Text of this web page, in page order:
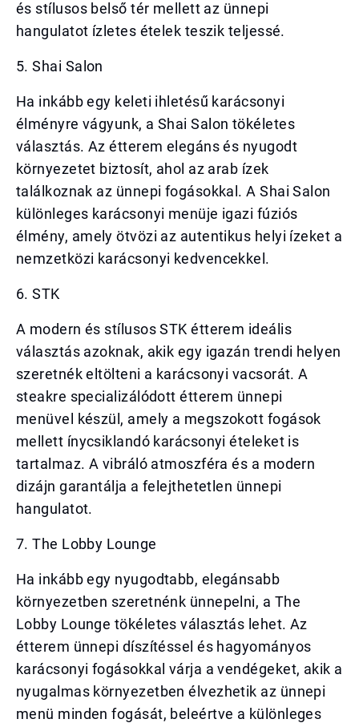
és stílusos belső tér mellett az ünnepi
hangulatot ízletes ételek teszik teljessé.
5. Shai Salon
Ha inkább egy keleti ihletésű karácsonyi
élményre vágyunk, a Shai Salon tökéletes
választás. Az étterem elegáns és nyugodt
környezetet biztosít, ahol az arab ízek
találkoznak az ünnepi fogásokkal. A Shai Salon
különleges karácsonyi menüje igazi fúziós
élmény, amely ötvözi az autentikus helyi ízeket a
nemzetközi karácsonyi kedvencekkel.
6. STK
A modern és stílusos STK étterem ideális
választás azoknak, akik egy igazán trendi helyen
szeretnék eltölteni a karácsonyi vacsorát. A
steakre specializálódott étterem ünnepi
menüvel készül, amely a megszokott fogások
mellett ínycsiklandó karácsonyi ételeket is
tartalmaz. A vibráló atmoszféra és a modern
dizájn garantálja a felejthetetlen ünnepi
hangulatot.
7. The Lobby Lounge
Ha inkább egy nyugodtabb, elegánsabb
környezetben szeretnénk ünnepelni, a The
Lobby Lounge tökéletes választás lehet. Az
étterem ünnepi díszítéssel és hagyományos
karácsonyi fogásokkal várja a vendégeket, akik a
nyugalmas környezetben élvezhetik az ünnepi
menü minden fogását, beleértve a különleges